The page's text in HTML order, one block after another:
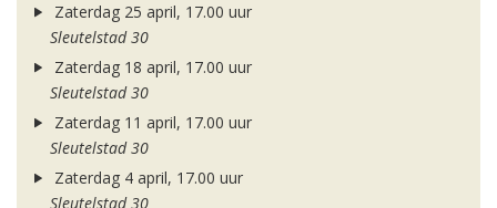
Zaterdag 25 april, 17.00 uur
Sleutelstad 30
Zaterdag 18 april, 17.00 uur
Sleutelstad 30
Zaterdag 11 april, 17.00 uur
Sleutelstad 30
Zaterdag 4 april, 17.00 uur
Sleutelstad 30